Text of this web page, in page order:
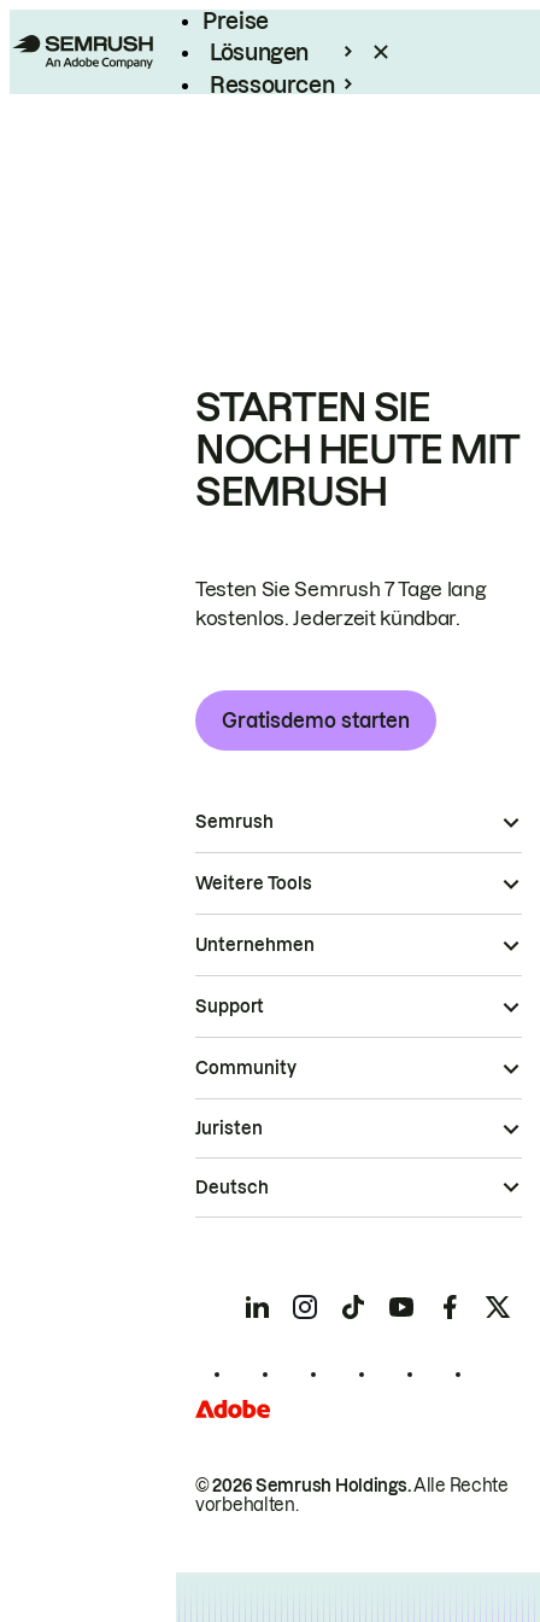
Preise
Lösungen
Ressourcen
STARTEN SIE
NOCH HEUTE MIT
SEMRUSH
Testen Sie Semrush 7 Tage lang
kostenlos. Jederzeit kündbar.
Gratisdemo starten
Semrush
Weitere Tools
Unternehmen
Support
Community
© 2026 Semrush Holdings.Alle Rechte
vorbehalten.
Juristen
Deutsch